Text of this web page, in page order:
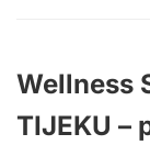
Wellness
TIJEKU –